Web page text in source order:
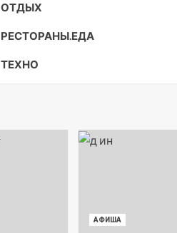
ОТДЫХ
РЕСТОРАНЫ.ЕДА
ТЕХНО
АФИША